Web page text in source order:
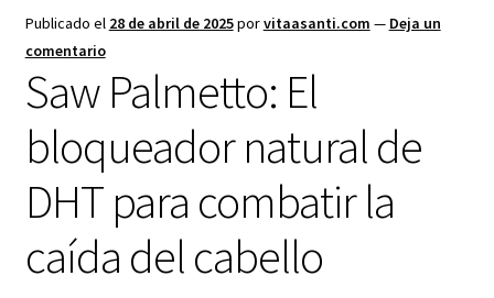
Blog
Contacto
Marcas
Opiniones Vita Asanti | Reseñas reales de nuestros clientes
Panel de afiliado
Publicado el 28 de abril de 2025porvitaasanti.com — Deja un
comentario
Saw Palmetto: El
bloqueador natural de
DHT para combatir la
caída del cabello